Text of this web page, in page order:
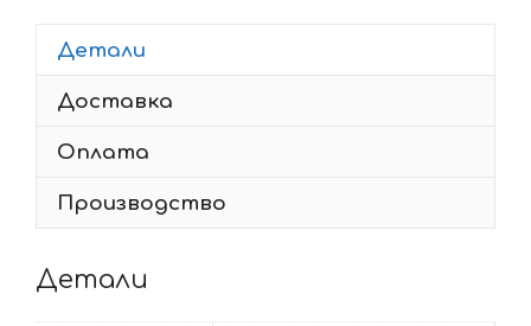
Детали
Доставка
Оплата
Производство
Детали